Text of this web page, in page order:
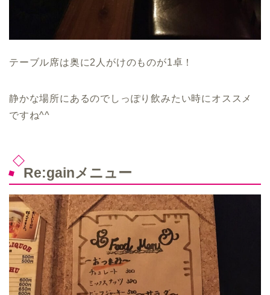
テーブル席は奥に2人がけのものが1卓！
静かな場所にあるのでしっぽり飲みたい時にオススメ
ですね^^
Re:gainメニュー